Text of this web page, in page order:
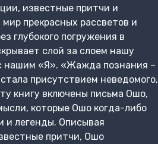
известные притчи и
прекрасных рассветов и
глубокого погружения в
слой за слоем нашу
нашим «Я». «Жажда познания –
присутствием неведомого,
книгу включены письма Ошо,
которые Ошо когда-либо
и легенды. Описывая
притчи, Ошо